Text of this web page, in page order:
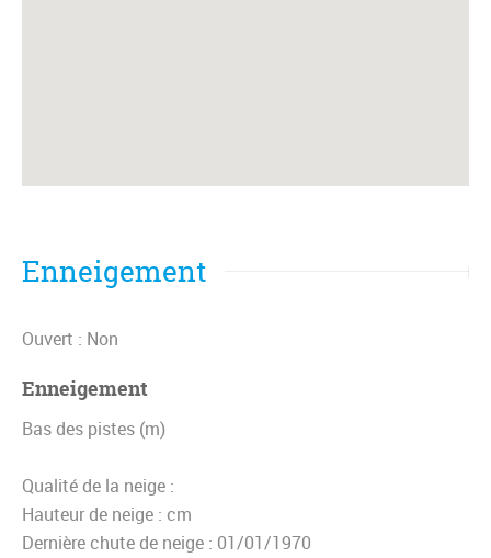
Enneigement
Ouvert : Non
Enneigement
Bas des pistes (m)
Qualité de la neige :
Hauteur de neige : cm
Dernière chute de neige : 01/01/1970